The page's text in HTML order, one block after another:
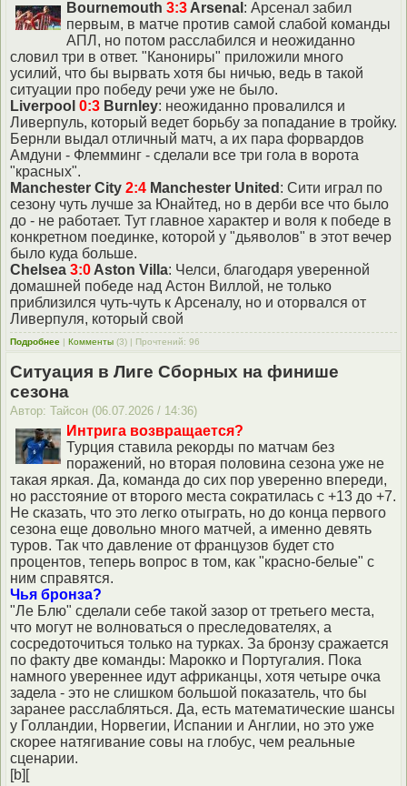
Bournemouth 3:3 Arsenal : Арсенал забил
первым, в матче против самой слабой команды
АПЛ, но потом расслабился и неожиданно
словил три в ответ. "Канониры" приложили много
усилий, что бы вырвать хотя бы ничью, ведь в такой
ситуации про победу речи уже не было.
Liverpool 0:3 Burnley: неожиданно провалился и
Ливерпуль, который ведет борьбу за попадание в тройку.
Бернли выдал отличный матч, а их пара форвардов
Амдуни - Флемминг - сделали все три гола в ворота
"красных".
Manchester City 2:4 Manchester United : Сити играл по
сезону чуть лучше за Юнайтед, но в дерби все что было
до - не работает. Тут главное характер и воля к победе в
конкретном поединке, которой у "дьяволов" в этот вечер
было куда больше.
Chelsea 3:0 Aston Villa: Челси, благодаря уверенной
домашней победе над Астон Виллой, не только
приблизился чуть-чуть к Арсеналу, но и оторвался от
Ливерпуля, который свой
Подробнее | Комменты (3) | Прочтений: 96
Ситуация в Лиге Сборных на финише
сезона
Автор: Тайсон (06.07.2026 / 14:36)
Интрига возвращается?
Турция ставила рекорды по матчам без
поражений, но вторая половина сезона уже не
такая яркая. Да, команда до сих пор уверенно впереди,
но расстояние от второго места сократилась с +13 до +7.
Не сказать, что это легко отыграть, но до конца первого
сезона еще довольно много матчей, а именно девять
туров. Так что давление от французов будет сто
процентов, теперь вопрос в том, как "красно-белые" с
ним справятся.
Чья бронза?
"Ле Блю" сделали себе такой зазор от третьего места,
что могут не волноваться о преследователях, а
сосредоточиться только на турках. За бронзу сражается
по факту две команды: Марокко и Португалия. Пока
намного увереннее идут африканцы, хотя четыре очка
задела - это не слишком большой показатель, что бы
заранее расслабляться. Да, есть математические шансы
у Голландии, Норвегии, Испании и Англии, но это уже
скорее натягивание совы на глобус, чем реальные
сценарии.
[b][